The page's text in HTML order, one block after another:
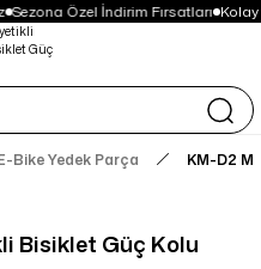
Sezona Özel İndirim Fırsatları Kolay
Bike Yedek Parça KM-D2
Bisiklet Güç Kolu